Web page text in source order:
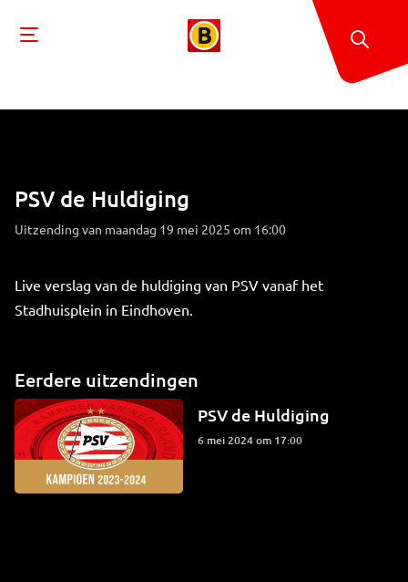
PSV de Huldiging
Uitzending van maandag 19 mei 2025 om 16:00
Live verslag van de huldiging van PSV vanaf het
Stadhuisplein in Eindhoven.
Eerdere uitzendingen
PSV de Huldiging
6 mei 2024 om 17:00